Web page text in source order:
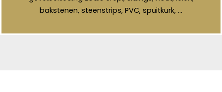
bakstenen, steenstrips, PVC, spuitkurk, …